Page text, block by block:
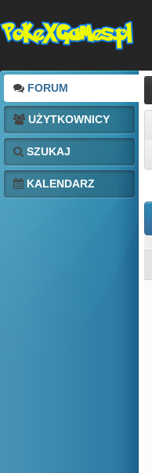
FORUM
UŻYTKOWNICY
SZUKAJ
KALENDARZ